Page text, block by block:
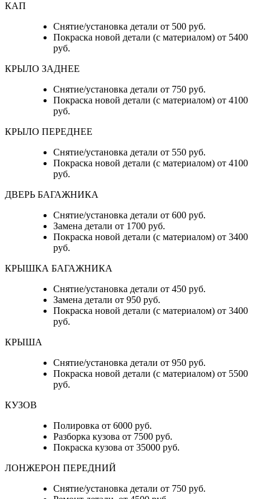
КАП
Снятие/установка детали от 500 руб.
Покраска новой детали (с материалом) от 5400
руб.
КРЫЛО ЗАДНЕЕ
Снятие/установка детали от 750 руб.
Покраска новой детали (с материалом) от 4100
руб.
КРЫЛО ПЕРЕДНЕЕ
Снятие/установка детали от 550 руб.
Покраска новой детали (с материалом) от 4100
руб.
ДВЕРЬ БАГАЖНИКА
Снятие/установка детали от 600 руб.
Замена детали от 1700 руб.
Покраска новой детали (с материалом) от 3400
руб.
КРЫШКА БАГАЖНИКА
Снятие/установка детали от 450 руб.
Замена детали от 950 руб.
Покраска новой детали (с материалом) от 3400
руб.
КРЫША
Снятие/установка детали от 950 руб.
Покраска новой детали (с материалом) от 5500
руб.
КУЗОВ
Полировка от 6000 руб.
Разборка кузова от 7500 руб.
Покраска кузова от 35000 руб.
ЛОНЖЕРОН ПЕРЕДНИЙ
Снятие/установка детали от 750 руб.